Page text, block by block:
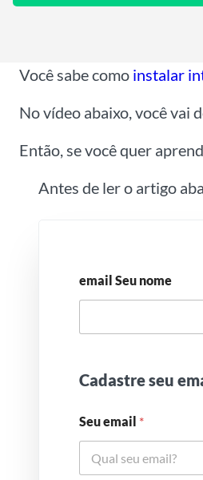
Você sabe como instalar
No vídeo abaixo, você vai
Então, se você quer
Antes de ler o artigo
email Seu nome
Cadastre seu
Seu email *